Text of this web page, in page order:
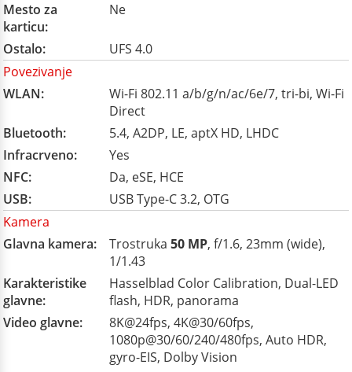
Mesto za
karticu:
Ne
Ostalo:
UFS 4.0
Povezivanje
WLAN:
Wi-Fi 802.11 a/b/g/n/ac/6e/7, tri-bi, Wi-Fi
Direct
Bluetooth:
5.4, A2DP, LE, aptX HD, LHDC
Infracrveno:
Yes
NFC:
Da, eSE, HCE
USB:
USB Type-C 3.2, OTG
Kamera
Glavna kamera:
Trostruka 50 MP, f/1.6, 23mm (wide),
1/1.43
Karakteristike
glavne:
Hasselblad Color Calibration, Dual-LED
flash, HDR, panorama
Video glavne:
8K@24fps, 4K@30/60fps,
1080p@30/60/240/480fps, Auto HDR,
gyro-EIS, Dolby Vision